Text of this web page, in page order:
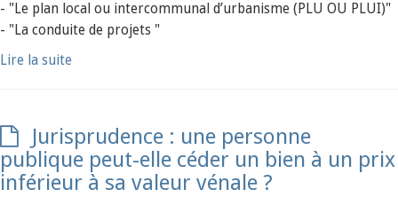
- "Le plan local ou intercommunal d’urbanisme (PLU OU PLUI)"
- "La conduite de projets "
Lire la suite
Jurisprudence : une personne
publique peut-elle céder un bien à un prix
inférieur à sa valeur vénale ?